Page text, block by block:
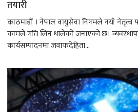
तयारी
काठमाडाैं । नेपाल वायुसेवा निगमले नयाँ
कामले गति लिन थालेको जनाएको छ।
कार्यसम्पादनमा जवाफदेहिता...